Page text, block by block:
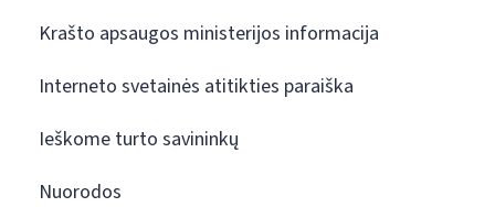
Krašto apsaugos ministerijos informacija
Interneto svetainės atitikties paraiška
Ieškome turto savininkų
Nuorodos